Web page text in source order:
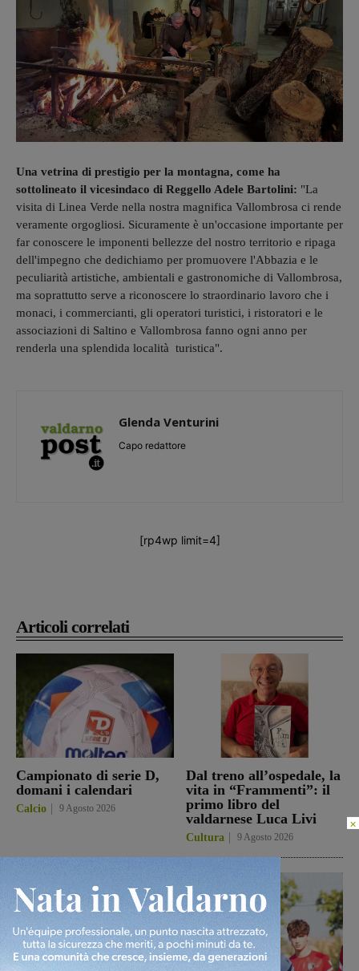
Articoli correlati
Campionato di serie D,
domani i calendari
Calcio 9 Agosto 2026
Dal treno all’ospedale, la
vita in “Frammenti”: il
primo libro del
valdarnese Luca Livi
Cultura 9 Agosto 2026
Una vetrina di prestigio per la montagna, come ha
sottolineato il vicesindaco di Reggello Adele Bartolini: "La
visita di Linea Verde nella nostra magnifica Vallombrosa ci rende
veramente orgogliosi. Sicuramente è un'occasione importante per
far conoscere le imponenti bellezze del nostro territorio e ripaga
dell'impegno che dedichiamo per promuovere l'Abbazia e le
peculiarità artistiche, ambientali e gastronomiche di Vallombrosa,
ma soprattutto serve a riconoscere lo straordinario lavoro che i
monaci, i commercianti, gli operatori turistici, i ristoratori e le
associazioni di Saltino e Vallombrosa fanno ogni anno per
renderla una splendida località turistica".
Glenda Venturini
Capo redattore
[rp4wp limit=4]
×